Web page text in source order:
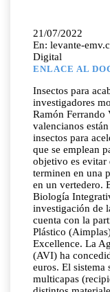
21/07/2022
En: levante-
Digital
ENLACE AL
Insectos para
investigadores
Ramón Ferrando
valencianos
insectos para
que se emplean
objetivo es evitar
terminen en una
en un vertedero.
Biología
investigación de
cuenta con la
Plástico
Excellence. La
(AVI) ha
euros. El sistema
multicapas